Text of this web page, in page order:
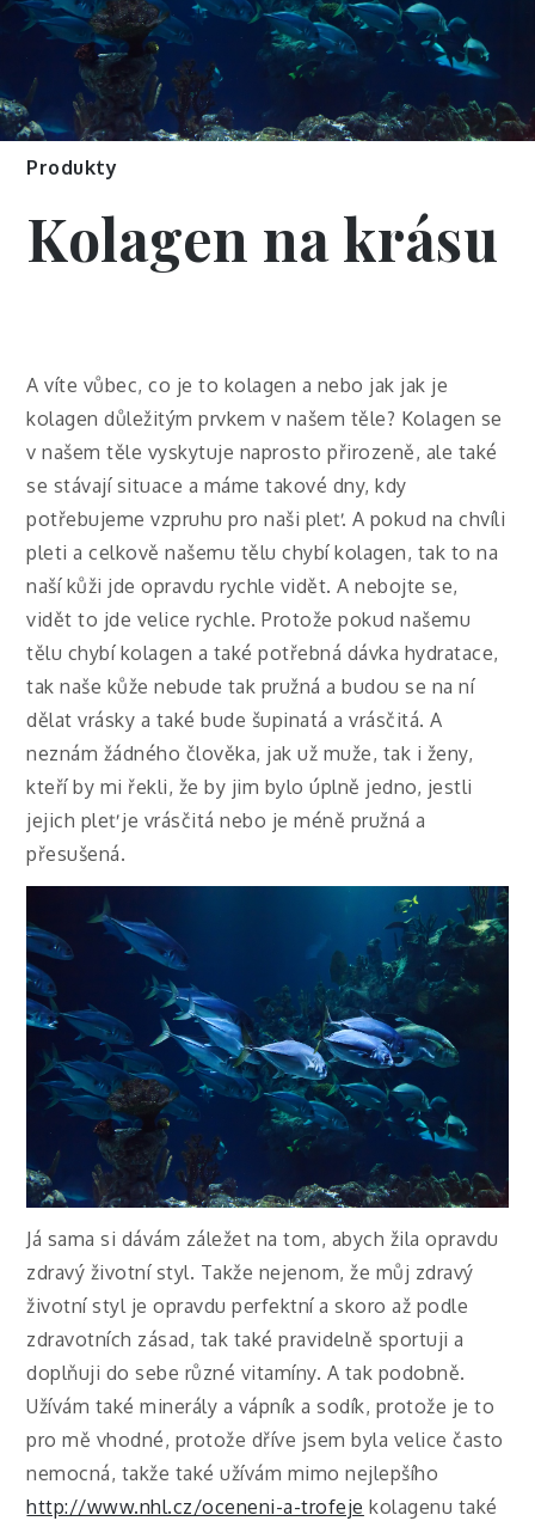
Produkty
Kolagen na krásu
A víte vůbec, co je to kolagen a nebo jak jak je
kolagen důležitým prvkem v našem těle? Kolagen se
v našem těle vyskytuje naprosto přirozeně, ale také
se stávají situace a máme takové dny, kdy
potřebujeme vzpruhu pro naši pleť. A pokud na chvíli
pleti a celkově našemu tělu chybí kolagen, tak to na
naší kůži jde opravdu rychle vidět. A nebojte se,
vidět to jde velice rychle. Protože pokud našemu
tělu chybí kolagen a také potřebná dávka hydratace,
tak naše kůže nebude tak pružná a budou se na ní
dělat vrásky a také bude šupinatá a vrásčitá. A
neznám žádného člověka, jak už muže, tak i ženy,
kteří by mi řekli, že by jim bylo úplně jedno, jestli
jejich pleť je vrásčitá nebo je méně pružná a
přesušená.
Já sama si dávám záležet na tom, abych žila opravdu
zdravý životní styl. Takže nejenom, že můj zdravý
životní styl je opravdu perfektní a skoro až podle
zdravotních zásad, tak také pravidelně sportuji a
doplňuji do sebe různé vitamíny. A tak podobně.
Užívám také minerály a vápník a sodík, protože je to
pro mě vhodné, protože dříve jsem byla velice často
nemocná, takže také užívám mimo nejlepšího
http://www.nhl.cz/oceneni-a-trofeje kolagenu také